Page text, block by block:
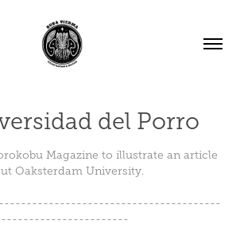
del Porro
Magazine to illustrate an article
Oaksterdam University.